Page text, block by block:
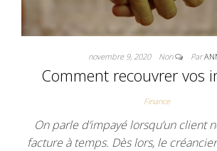
novembre 9, 2020 Non Par
Comment recouvrer vos
Finance
On parle d’impayé lorsqu’un client
facture à temps. Dès lors, le